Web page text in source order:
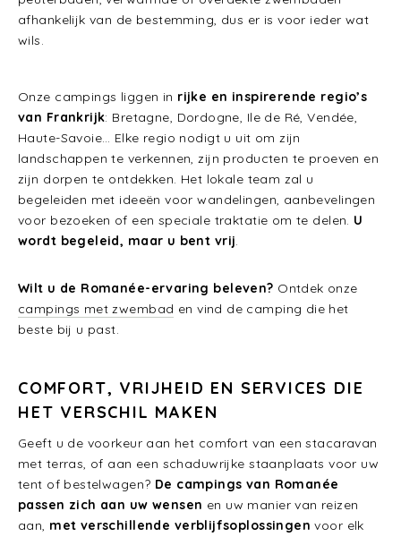
afhankelijk van de bestemming, dus er is voor ieder wat
wils.
Onze campings liggen in rijke en inspirerende regio’s
van Frankrijk: Bretagne, Dordogne, Ile de Ré, Vendée,
Haute-Savoie… Elke regio nodigt u uit om zijn
landschappen te verkennen, zijn producten te proeven en
zijn dorpen te ontdekken. Het lokale team zal u
begeleiden met ideeën voor wandelingen, aanbevelingen
voor bezoeken of een speciale traktatie om te delen. U
wordt begeleid, maar u bent vrij.
Wilt u de Romanée-ervaring beleven? Ontdek onze
campings met zwembad en vind de camping die het
beste bij u past.
COMFORT, VRIJHEID EN SERVICES DIE
HET VERSCHIL MAKEN
Geeft u de voorkeur aan het comfort van een stacaravan
met terras, of aan een schaduwrijke staanplaats voor uw
tent of bestelwagen? De campings van Romanée
passen zich aan uw wensen en uw manier van reizen
aan, met verschillende verblijfsoplossingen voor elk